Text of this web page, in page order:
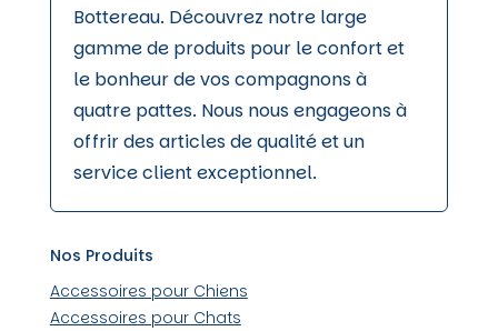
Bottereau. Découvrez notre large
gamme de produits pour le confort et
le bonheur de vos compagnons à
quatre pattes. Nous nous engageons à
offrir des articles de qualité et un
service client exceptionnel.
Nos Produits
Accessoires pour Chiens
Accessoires pour Chats